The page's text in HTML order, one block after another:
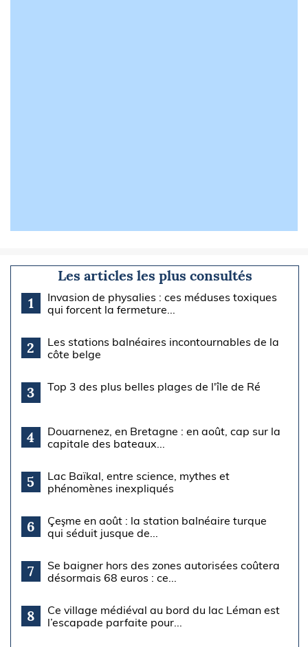
Les articles les plus consultés
1
Invasion de physalies : ces méduses toxiques
qui forcent la fermeture...
2
Les stations balnéaires incontournables de la
côte belge
3 Top 3 des plus belles plages de l'île de Ré
4
Douarnenez, en Bretagne : en août, cap sur la
capitale des bateaux...
5
Lac Baïkal, entre science, mythes et
phénomènes inexpliqués
6
Çeşme en août : la station balnéaire turque
qui séduit jusque de...
7
Se baigner hors des zones autorisées coûtera
désormais 68 euros : ce...
8
Ce village médiéval au bord du lac Léman est
l’escapade parfaite pour...